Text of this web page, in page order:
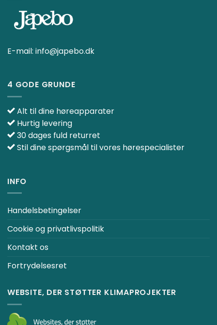
E-mail: info@japebo.dk
4 GODE GRUNDE
Alt til dine høreapparater
Hurtig levering
30 dages fuld returret
Stil dine spørgsmål til vores hørespecialister
INFO
Handelsbetingelser
Cookie og privatlivspolitik
Kontakt os
Fortrydelsesret
WEBSITE, DER STØTTER KLIMAPROJEKTER